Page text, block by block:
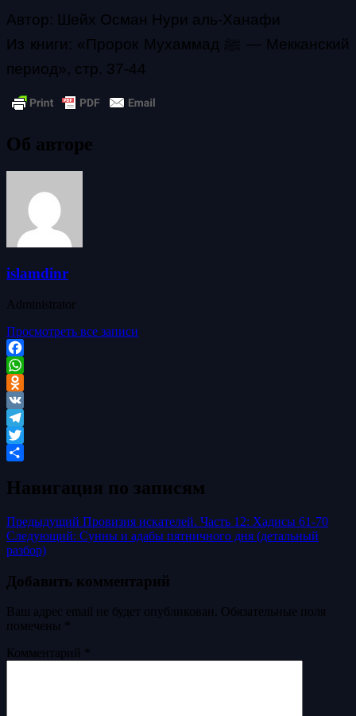
Автор: Шейх Осман Нури аль-Ханафи
Из книги: «Пророк Мухаммад ﷺ — Мекканский
период», стр. 37-44
Об авторе
islamdinr
Administrator
Просмотреть все записи
Facebook
WhatsApp
Odnoklassniki
VK
Telegram
Twitter
Навигация по записям
Предыдущий Провизия искателей. Часть 12: Хадисы 61-70
Следующий: Сунны и адабы пятничного дня (детальный
разбор)
Добавить комментарий
Ваш адрес email не будет опубликован.
Обязательные поля
помечены
Комментарий